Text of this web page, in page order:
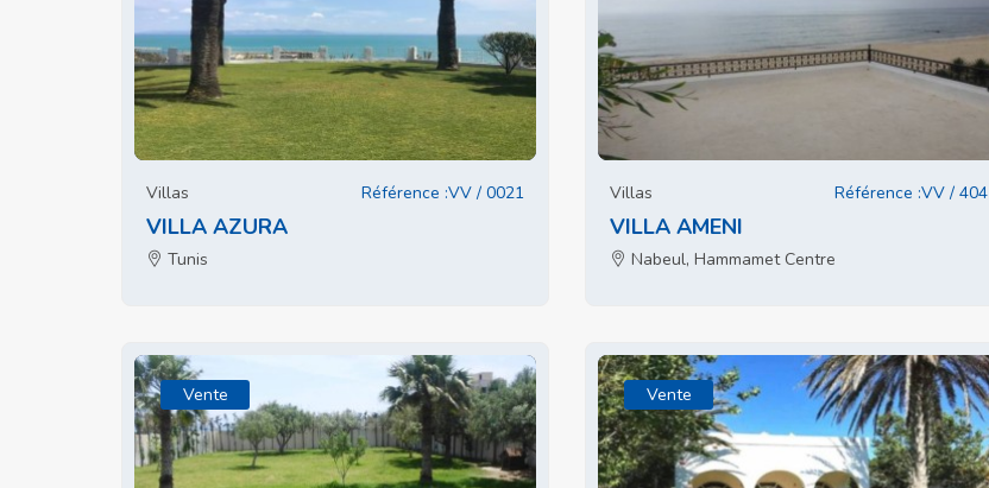
Villas Référence :VV / 0021
VILLA AZURA
Tunis
Villas Référence :VV / 404
VILLA AMENI
Nabeul, Hammamet Centre
Vente Vente